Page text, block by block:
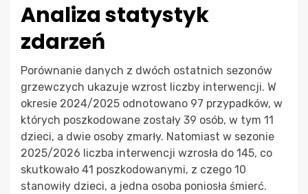
Analiza statystyk
zdarzeń
Porównanie danych z dwóch ostatnich sezonów
grzewczych ukazuje wzrost liczby interwencji. W
okresie 2024/2025 odnotowano 97 przypadków, w
których poszkodowane zostały 39 osób, w tym 11
dzieci, a dwie osoby zmarły. Natomiast w sezonie
2025/2026 liczba interwencji wzrosła do 145, co
skutkowało 41 poszkodowanymi, z czego 10
stanowiły dzieci, a jedna osoba poniosła śmierć.